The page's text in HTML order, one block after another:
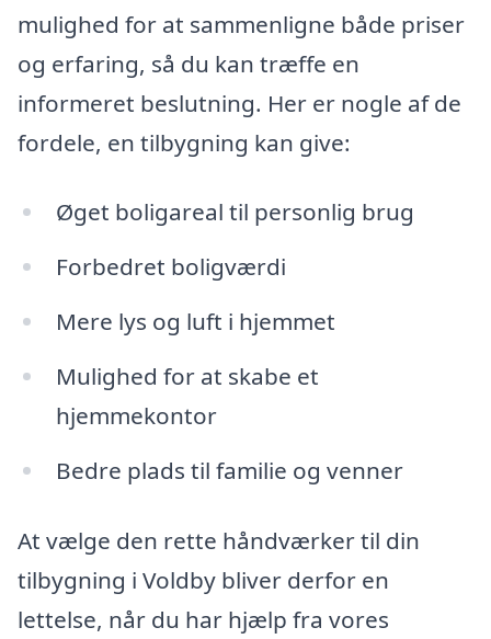
mulighed for at sammenligne både priser
og erfaring, så du kan træffe en
informeret beslutning. Her er nogle af de
fordele, en tilbygning kan give:
Øget boligareal til personlig brug
Forbedret boligværdi
Mere lys og luft i hjemmet
Mulighed for at skabe et
hjemmekontor
Bedre plads til familie og venner
At vælge den rette håndværker til din
tilbygning i Voldby bliver derfor en
lettelse, når du har hjælp fra vores